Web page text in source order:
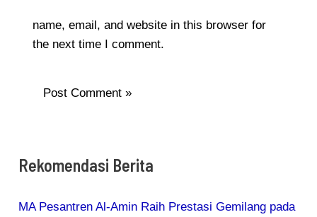
name, email, and website in this browser for
the next time I comment.
Rekomendasi Berita
MA Pesantren Al-Amin Raih Prestasi Gemilang pada